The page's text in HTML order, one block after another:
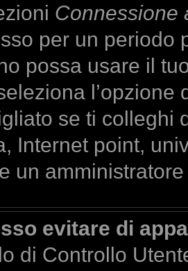
Connessione
per un periodo
possa usare il
se ti colleghi
Internet point,
un
evitare di
di Controllo